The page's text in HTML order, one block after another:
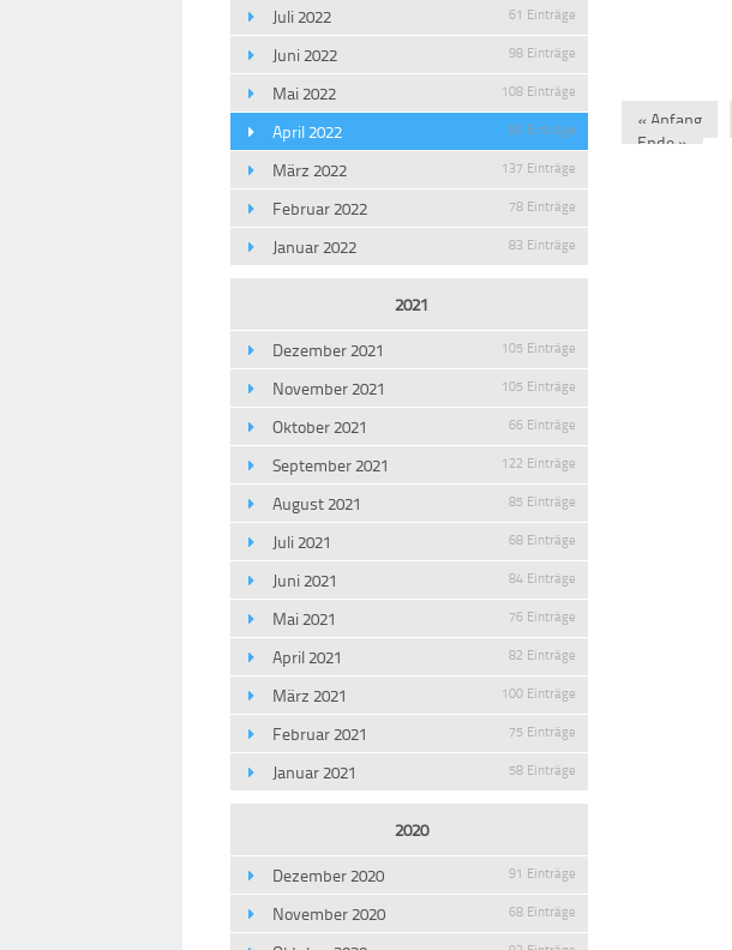
« Anfang
Ende »
Juli 2022 61 Einträge
Juni 2022 98 Einträge
Mai 2022 108 Einträge
April 2022 80 Einträge
März 2022 137 Einträge
Februar 2022 78 Einträge
Januar 2022 83 Einträge
2021
Dezember 2021
105 Einträge
November 2021 105 Einträge
Oktober 2021 66 Einträge
September 2021 122 Einträge
August 2021 85 Einträge
Juli 2021 68 Einträge
Juni 2021 84 Einträge
Mai 2021 76 Einträge
April 2021 82 Einträge
März 2021 100 Einträge
Februar 2021 75 Einträge
Januar 2021 58 Einträge
2020
Dezember 2020
91 Einträge
November 2020 68 Einträge